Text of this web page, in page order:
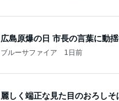
広島原爆の日 市長の言葉に動
ブルーサファイア 1日前
麗しく端正な見た目のおろしそ